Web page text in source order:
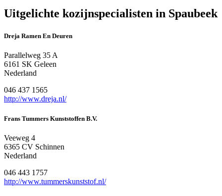
Uitgelichte kozijnspecialisten in Spaubeek
Dreja Ramen En Deuren
Parallelweg 35 A
6161 SK Geleen
Nederland
046 437 1565
http://www.dreja.nl/
Frans Tummers Kunststoffen B.V.
Veeweg 4
6365 CV Schinnen
Nederland
046 443 1757
http://www.tummerskunststof.nl/